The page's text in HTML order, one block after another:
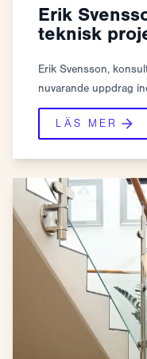
Erik
teknisk
Erik Svensson,
nuvarande uppdrag
LÄS MER